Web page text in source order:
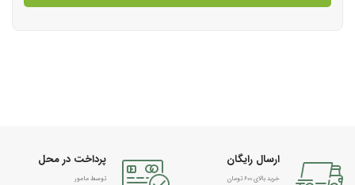
ارسال رایگان
خرید بالای 600 تومان
پرداخت در محل
توسط مامور